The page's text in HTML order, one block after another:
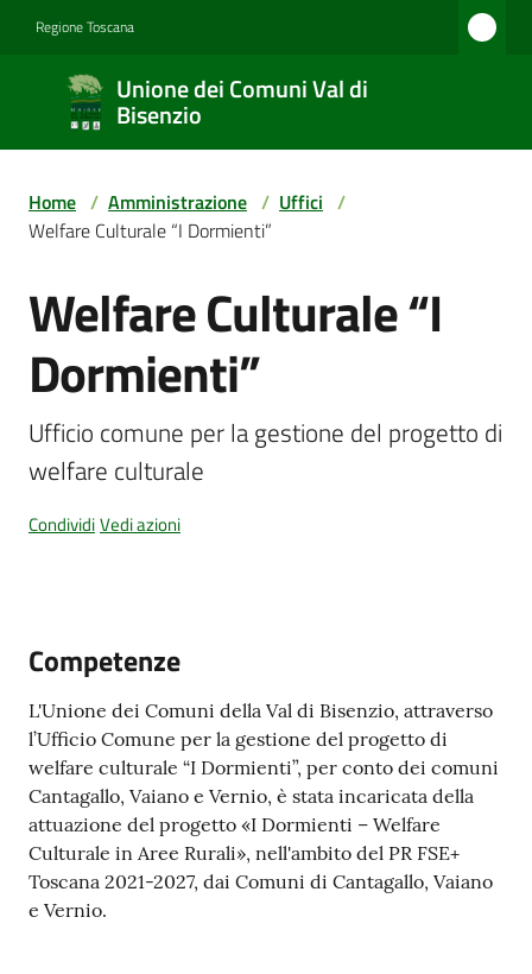
Regione Toscana
Unione dei Comuni Val di
Bisenzio
Unione
dei
Comuni
Val di
Bisenzio
Amministrazione
Novità
Servizi
e
dati
Seguici
su
Home / Amministrazione / Uffici /
Welfare Culturale “I Dormienti”
Salta al contenuto
Welfare Culturale “I
Dormienti”
Ufficio comune per la gestione del progetto di
welfare culturale
CondividiVedi azioni
Competenze
L'Unione dei Comuni della Val di Bisenzio, attraverso
l’Ufficio Comune per la gestione del progetto di
welfare culturale “I Dormienti”, per conto dei comuni
Cantagallo, Vaiano e Vernio, è stata incaricata della
attuazione del progetto «I Dormienti – Welfare
Culturale in Aree Rurali», nell'ambito del PR FSE+
Toscana 2021-2027, dai Comuni di Cantagallo, Vaiano
e Vernio.